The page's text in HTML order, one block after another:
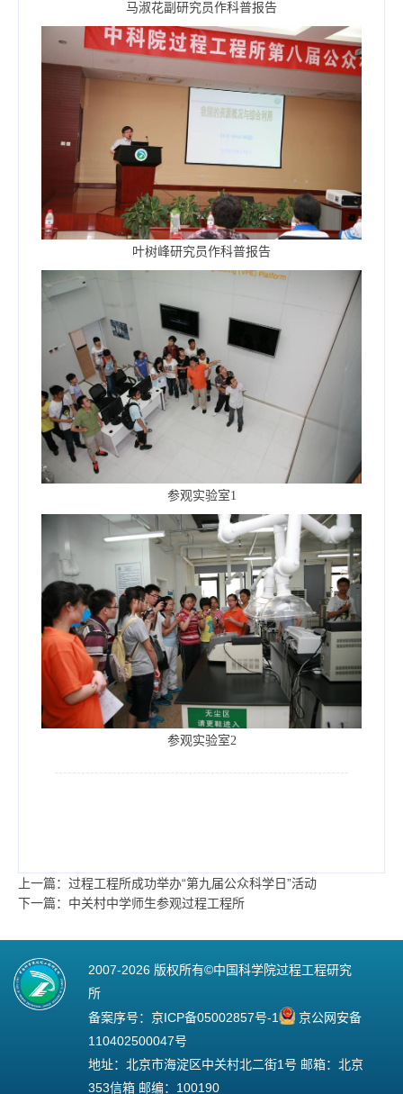
马淑花副研究员作科普报告
叶树峰研究员作科普报告
参观实验室1
参观实验室2
上一篇：过程工程所成功举办“第九届公众科学日”活动
下一篇：中关村中学师生参观过程工程所
2007-2026 版权所有©中国科学院过程工程研究
所
备案序号： 京ICP备05002857号-1
京公网安备
110402500047号
地址：北京市海淀区中关村北二街1号 邮箱：北京
353信箱 邮编：100190